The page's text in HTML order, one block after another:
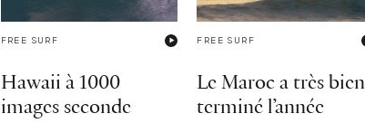
FREE SURF
Hawaii à 1000
images seconde
FREE SURF
Le Maroc a très bien
terminé l’année